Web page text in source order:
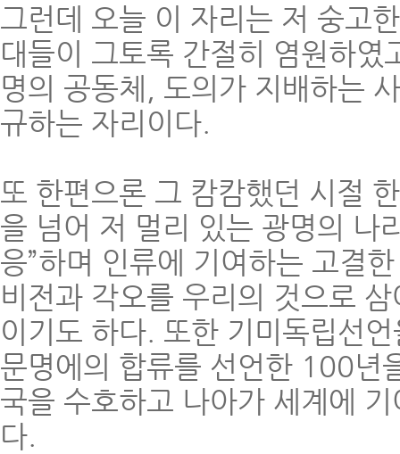
그런데 오늘 이 자리는 저 숭고
대들이 그토록 간절히 염원하
명의 공동체, 도의가 지배하는
규하는 자리이다.
또 한편으론 그 캄캄했던 시절
을 넘어 저 멀리 있는 광명의 나
응”하며 인류에 기여하는 고결
비전과 각오를 우리의 것으로
이기도 하다. 또한 기미독립선
문명에의 합류를 선언한 100년
국을 수호하고 나아가 세계에
다.